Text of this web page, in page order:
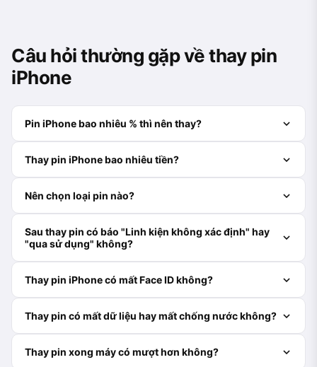
Câu hỏi thường gặp về thay pin
iPhone
Pin iPhone bao nhiêu % thì nên thay?
Thay pin iPhone bao nhiêu tiền?
Nên chọn loại pin nào?
Sau thay pin có báo "Linh kiện không xác định" hay
"qua sử dụng" không?
Thay pin iPhone có mất Face ID không?
Thay pin có mất dữ liệu hay mất chống nước không?
Thay pin xong máy có mượt hơn không?